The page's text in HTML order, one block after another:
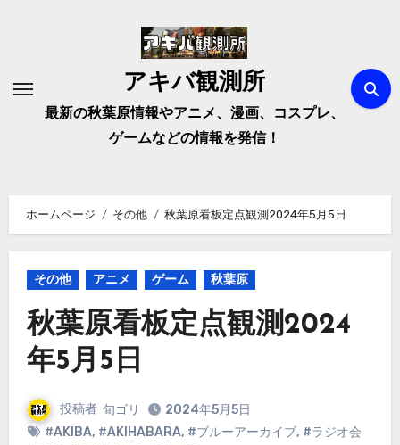
アキバ観測所
最新の秋葉原情報やアニメ、漫画、コスプレ、
ゲームなどの情報を発信！
ホームページ その他 秋葉原看板定点観測2024年5月5日
その他 アニメ ゲーム 秋葉原
秋葉原看板定点観測2024
年5月5日
投稿者 旬ゴリ
2024年5月5日
#AKIBA, #AKIHABARA, #ブルーアーカイブ, #ラジオ会